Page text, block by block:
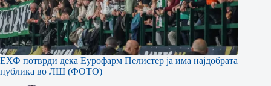
ЕХФ потврди дека Еурофарм Пелистер ја има најдобрата
публика во ЛШ (ФОТО)